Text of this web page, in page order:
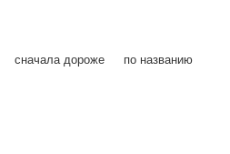
сначала дороже по названию